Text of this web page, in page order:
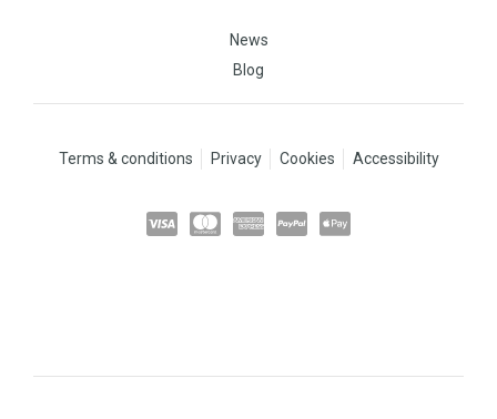
News
Blog
Terms & conditions Privacy Cookies Accessibility